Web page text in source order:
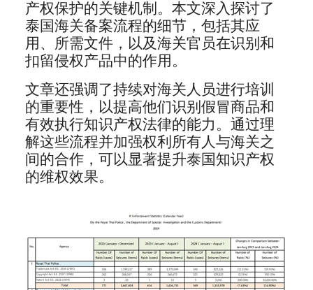
产权保护的关键机制。本文深入探讨了
泰国海关备案流程的细节，包括其应
用、所需文件，以及海关官员在识别和
扣留侵权产品中的作用。
文章还强调了持续对海关人员进行培训
的重要性，以提高他们识别假冒商品和
有效执行知识产权法律的能力。通过理
解这些流程并加强权利所有人与海关之
间的合作，可以显著提升泰国知识产权
的维权效果。